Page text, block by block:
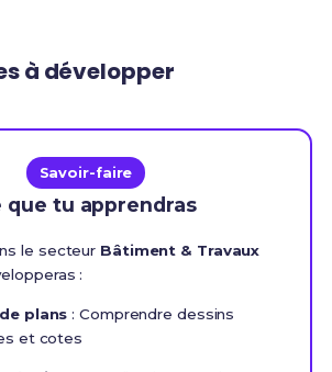
à développer
Savoir-faire
que tu apprendras
le secteur Bâtiment & Travaux
:
plans : Comprendre dessins
et cotes